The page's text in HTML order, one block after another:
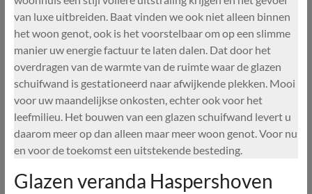
van luxe uitbreiden. Baat vinden we ook niet alleen binnen
het woon genot, ook is het voorstelbaar om op een slimme
manier uw energie factuur te laten dalen. Dat door het
overdragen van de warmte van de ruimte waar de glazen
schuifwand is gestationeerd naar afwijkende plekken. Mooi
voor uw maandelijkse onkosten, echter ook voor het
leefmilieu. Het bouwen van een glazen schuifwand levert u
daarom meer op dan alleen maar meer woon genot. Voor nu
en voor de toekomst een uitstekende besteding.
Glazen veranda Haspershoven